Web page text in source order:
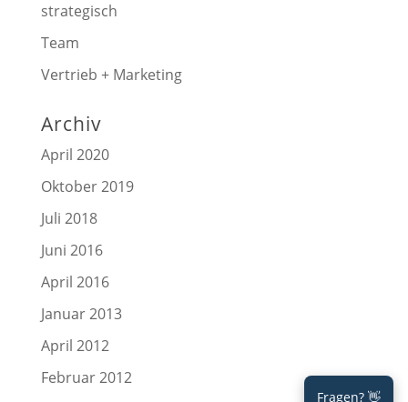
strategisch
Team
Vertrieb + Marketing
Archiv
April 2020
Oktober 2019
Juli 2018
Juni 2016
April 2016
Januar 2013
April 2012
Februar 2012